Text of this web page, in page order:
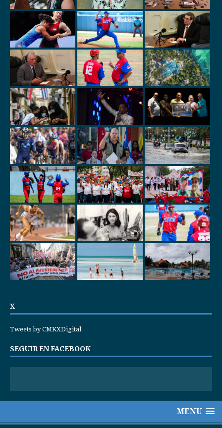
X
Tweets by CMKXDigital
SEGUIR EN FACEBOOK
MENU